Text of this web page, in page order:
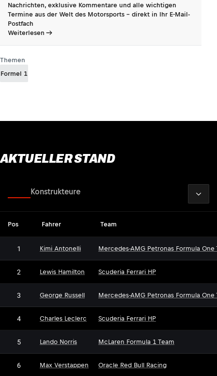
Nachrichten, exklusive Kommentare und alle wichtigen
Termine aus der Welt des Motorsports - direkt in Ihr E-Mail-
Postfach
Weiterlesen
Themen
Formel 1
AKTUELLER STAND
Konstrukteure
Pos Fahrer Team
1 Kimi Antonelli Mercedes-AMG Petronas Formula One
2 Lewis Hamilton Scuderia Ferrari HP
3 George Russell Mercedes-AMG Petronas Formula One
4 Charles Leclerc Scuderia Ferrari HP
5 Lando Norris McLaren Formula 1 Team
6 Max Verstappen Oracle Red Bull Racing